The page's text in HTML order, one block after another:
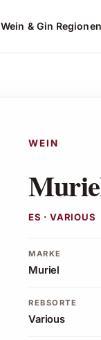
Wein & Gin Regionen
WEIN
ES · VARIOUS
MARKE
Muriel
REBSORTE
Various